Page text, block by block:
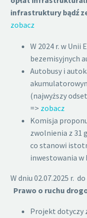
infrastruktury bądź
zobacz
W 2024 r. w Unii
bezemisyjnych
Autobusy i
(najwyższy
=> zobacz
Komisja
zwolnienia z 31
co stanowi
inwestowania w
W dniu 02.07.2025 r.
Prawo o ruchu
Projekt dotyczy